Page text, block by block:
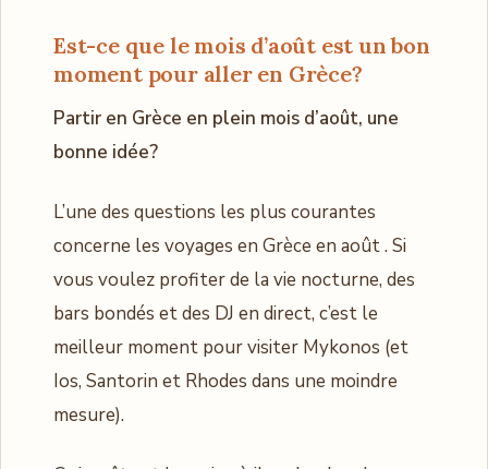
Est-ce que le mois d’août est un bon
moment pour aller en Grèce?
Partir en Grèce en plein mois d’août, une
bonne idée?
L’une des questions les plus courantes
concerne les voyages en Grèce en août . Si
vous voulez profiter de la vie nocturne, des
bars bondés et des DJ en direct, c’est le
meilleur moment pour visiter Mykonos (et
Ios, Santorin et Rhodes dans une moindre
mesure).